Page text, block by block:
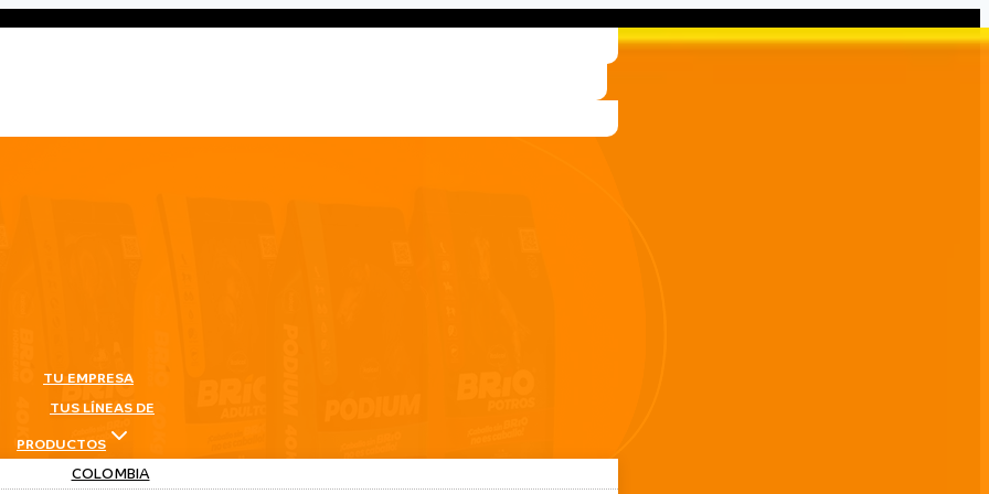
TU EMPRESA
TUS LÍNEAS DE
PRODUCTOS
COLOMBIA